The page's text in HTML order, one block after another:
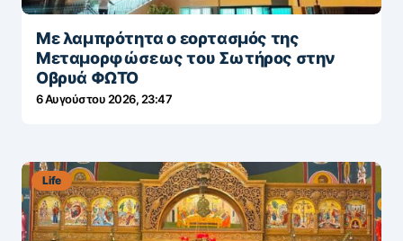
Με λαμπρότητα ο εορτασμός της
Μεταμορφώσεως του Σωτήρος στην
Οβρυά ΦΩΤΟ
6 Αυγούστου 2026, 23:47
Life